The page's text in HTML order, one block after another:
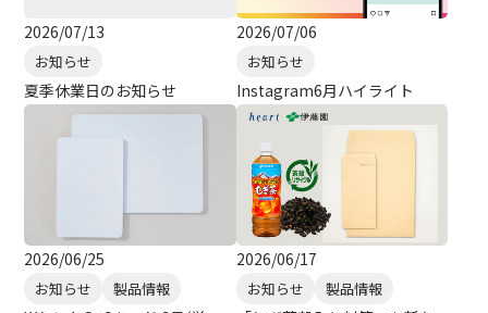
2026/07/13
お知らせ
夏季休業日のお知らせ
2026/07/06
お知らせ
Instagram6月ハイライト
2026/06/25
お知らせ 製品情報
2026/06/17
お知らせ 製品情報